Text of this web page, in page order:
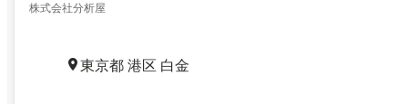
株式会社分析屋
東京都 港区 白金